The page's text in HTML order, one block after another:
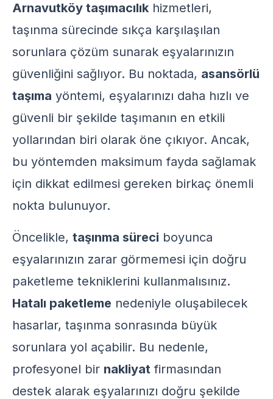
Arnavutköy taşımacılık hizmetleri,
taşınma sürecinde sıkça karşılaşılan
sorunlara çözüm sunarak eşyalarınızın
güvenliğini sağlıyor. Bu noktada, asansörlü
taşıma yöntemi, eşyalarınızı daha hızlı ve
güvenli bir şekilde taşımanın en etkili
yollarından biri olarak öne çıkıyor. Ancak,
bu yöntemden maksimum fayda sağlamak
için dikkat edilmesi gereken birkaç önemli
nokta bulunuyor.
Öncelikle, taşınma süreci boyunca
eşyalarınızın zarar görmemesi için doğru
paketleme tekniklerini kullanmalısınız.
Hatalı paketleme nedeniyle oluşabilecek
hasarlar, taşınma sonrasında büyük
sorunlara yol açabilir. Bu nedenle,
profesyonel bir nakliyat firmasından
destek alarak eşyalarınızı doğru şekilde